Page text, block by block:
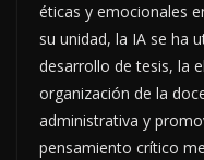
éticas y emocionales
su unidad, la IA se ha
desarrollo de tesis, la
organización de la
administrativa y
pensamiento crítico